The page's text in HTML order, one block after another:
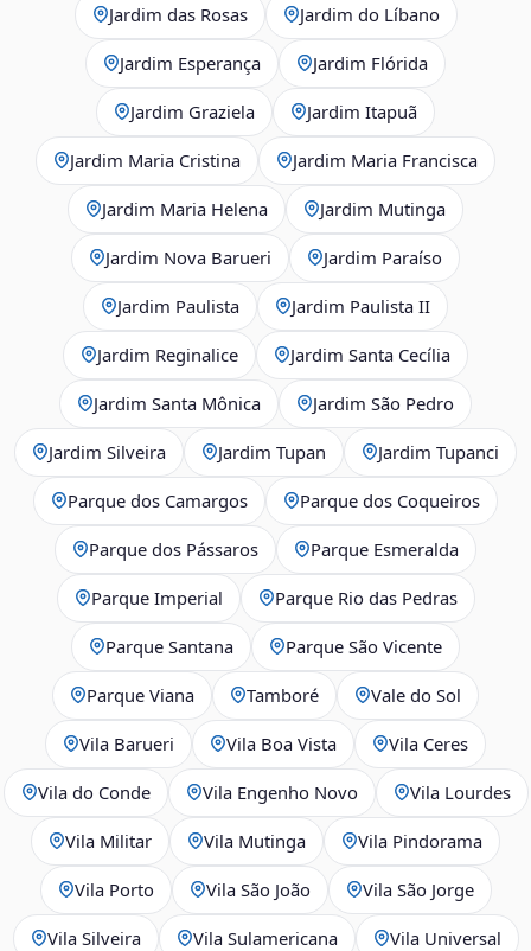
Jardim das Rosas Jardim do Líbano
Jardim Esperança Jardim Flórida
Jardim Graziela Jardim Itapuã
Jardim Maria Cristina Jardim Maria Francisca
Jardim Maria Helena Jardim Mutinga
Jardim Nova Barueri Jardim Paraíso
Jardim Paulista Jardim Paulista II
Jardim Reginalice Jardim Santa Cecília
Jardim Santa Mônica Jardim São Pedro
Jardim Silveira Jardim Tupan Jardim Tupanci
Parque dos Camargos Parque dos Coqueiros
Parque dos Pássaros Parque Esmeralda
Parque Imperial Parque Rio das Pedras
Parque Santana Parque São Vicente
Parque Viana Tamboré Vale do Sol
Vila Barueri Vila Boa Vista Vila Ceres
Vila do Conde Vila Engenho Novo Vila Lourdes
Vila Militar Vila Mutinga Vila Pindorama
Vila Porto Vila São João Vila São Jorge
Vila Silveira Vila Sulamericana Vila Universal